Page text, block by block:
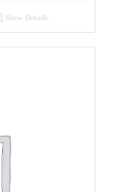
Show Details